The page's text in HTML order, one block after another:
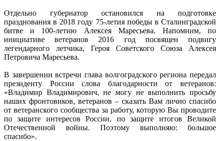
Отдельно губернатор остановился на подготовке
празднования в 2018 году 75-летия победы в Сталинградской
битве и 100-летию Алексея Маресьева. Напомним, по
инициативе ветеранов 2016 год посвящен подвигу
легендарного летчика, Героя Советского Союза Алексея
Петровича Маресьева.
В завершении встречи глава волгоградского региона передал
президенту России слова благодарности от ветеранов:
«Владимир Владимирович, не могу не выполнить просьбу
наших фронтовиков, ветеранов – сказать Вам лично спасибо
от ветеранского сообщества за работу, которую Вы проводите
по защите интересов России, по защите итогов Великой
Отечественной войны. Поэтому выполняю: большое
спасибо».